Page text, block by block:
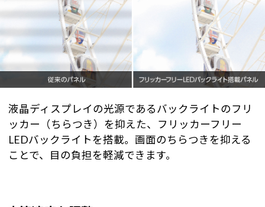
液晶ディスプレイの光源であるバックライトのフリ
ッカー（ちらつき）を抑えた、フリッカーフリー
LEDバックライトを搭載。画面のちらつきを抑える
ことで、目の負担を軽減できます。